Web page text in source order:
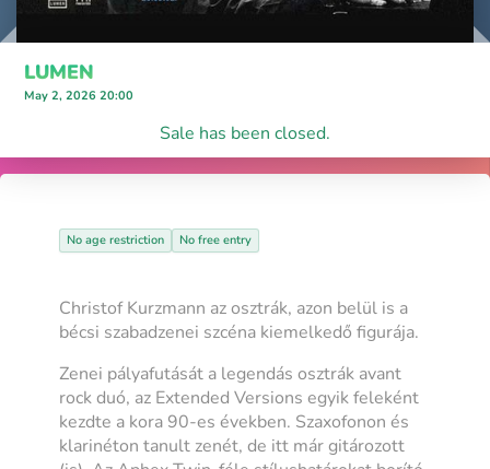
LUMEN
May 2, 2026 20:00
Sale has been closed.
No age restriction No free entry
Christof Kurzmann az osztrák, azon belül is a
bécsi szabadzenei szcéna kiemelkedő figurája.
Zenei pályafutását a legendás osztrák avant
rock duó, az Extended Versions egyik feleként
kezdte a kora 90-es években. Szaxofonon és
klarinéton tanult zenét, de itt már gitározott